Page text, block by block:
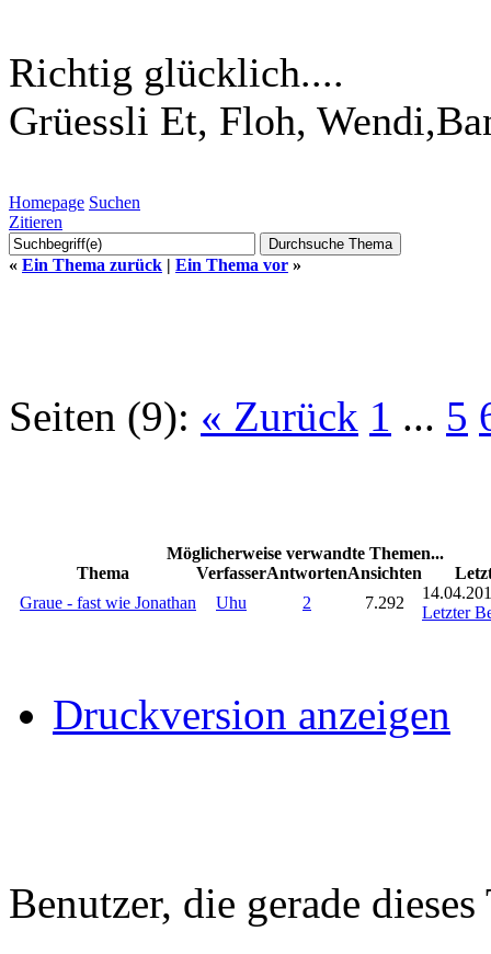
Richtig glücklich....
Grüessli Et, Floh,
Homepage Suchen
Zitieren
« Ein Thema zurück | Ein Thema vor »
Seiten (9): « Zurück 1 ... 5
Möglicherweise verwandte Themen...
Thema
VerfasserAntwortenAnsichten
Graue - fast wie Jonathan
Uhu 2 7.292
Letzter
Druckversion anzeigen
Benutzer, die gerade